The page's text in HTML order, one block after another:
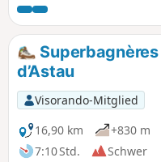
Liebesbrunnen, den Sie
auf das Schild), um die
verstehen.
Superbagnères
d’Astau
Visorando-Mitglied
16,90 km
+830 m
7:10 Std.
Schwer